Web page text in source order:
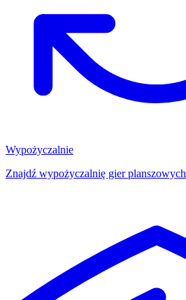
Wypożyczalnie
Znajdź wypożyczalnię gier planszowych